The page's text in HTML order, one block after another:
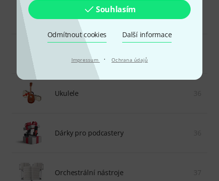
Souhlasím
Odmítnout cookies Další informace
Impressum · Ochrana údajů
Tvorba rytmů
Dárky pro všechny hudebníky
Ukulele
Dárky pro podcastery
Orchestrální nástroje